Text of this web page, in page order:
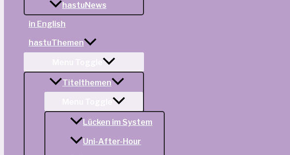
hastuNews
in English
hastuThemen
Titelthemen
Lücken im System
Uni-After-Hour